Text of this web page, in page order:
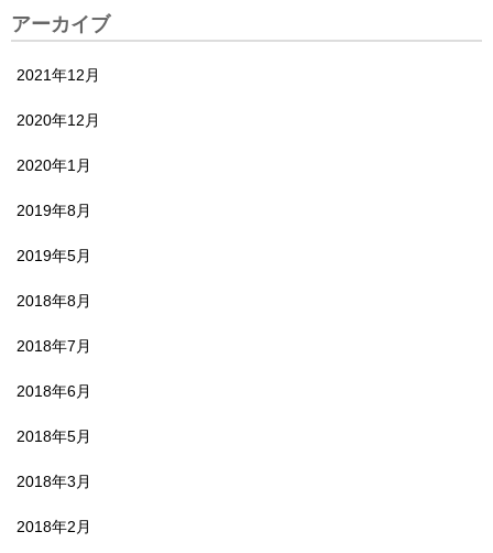
アーカイブ
2021年12月
2020年12月
2020年1月
2019年8月
2019年5月
2018年8月
2018年7月
2018年6月
2018年5月
2018年3月
2018年2月